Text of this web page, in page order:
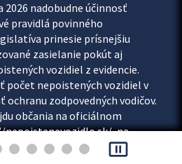
2026 nadobudne účinnosť
pravidlá povinného
prinesie prísnejšiu
zasielanie pokút aj
vozidiel z evidencie.
počet nepoistených vozidiel v
ochranu zodpovedných vodičov.
občania na oficiálnom
, na
aj možnosť overiť si...
pause_presentation